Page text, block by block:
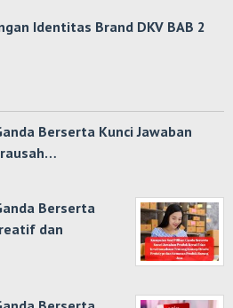
Identitas Brand DKV BAB 2
Berserta Kunci Jawaban
Berserta
dan